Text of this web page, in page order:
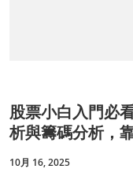
股票小白入門必
析與籌碼分析，
10月 16, 2025